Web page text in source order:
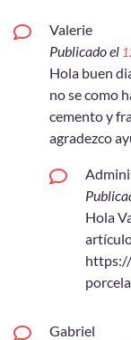
Valerie
Publicado el
Hola buen
no se como
cemento y
agradezco
Hola
Gabriel